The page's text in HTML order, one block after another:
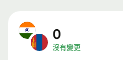
0
沒有變更